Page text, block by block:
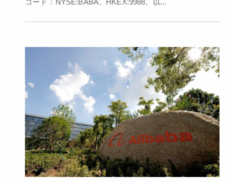
コード：NYSE:BABA、HKEX:9988、以...